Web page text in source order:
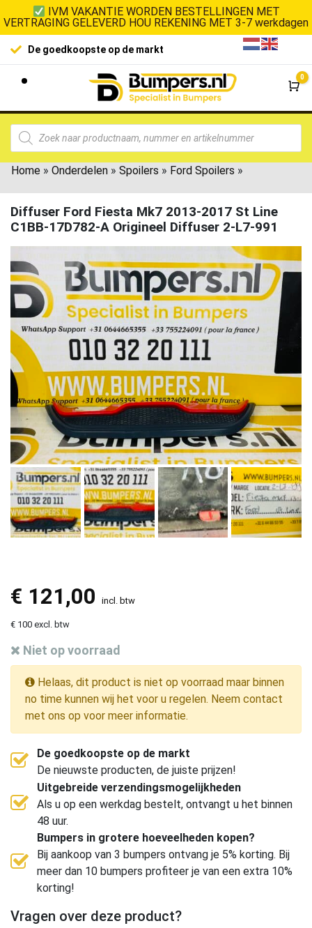
IVM VAKANTIE WORDEN BESTELLINGEN MET
VERTRAGING GELEVERD HOU REKENING MET 3-7 werkdagen
De goedkoopste op de markt
0
Home » Onderdelen » Spoilers » Ford Spoilers »
Diffuser Ford Fiesta Mk7 2013-2017 St Line
C1BB-17D782-A Origineel Diffuser 2-L7-991
€ 121,00 incl. btw
€ 100 excl. btw
Niet op voorraad
Helaas, dit product is niet op voorraad maar binnen
no time kunnen wij het voor u regelen. Neem contact
met ons op voor meer informatie.
De goedkoopste op de markt
De nieuwste producten, de juiste prijzen!
Uitgebreide verzendingsmogelijkheden
Als u op een werkdag bestelt, ontvangt u het binnen
48 uur.
Bumpers in grotere hoeveelheden kopen?
Bij aankoop van 3 bumpers ontvang je 5% korting. Bij
meer dan 10 bumpers profiteer je van een extra 10%
korting!
Vragen over deze product?